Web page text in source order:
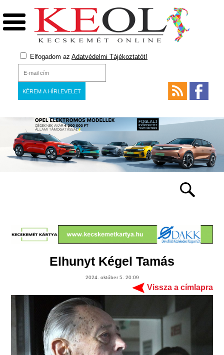
Elfogadom az Adatvédelmi Tájékoztatót!
Elhunyt Kégel Tamás
2024. október 5. 20:09
Vissza a címlapra